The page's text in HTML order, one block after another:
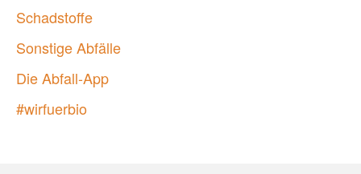
Schadstoffe
Sonstige Abfälle
Die Abfall-App
#wirfuerbio